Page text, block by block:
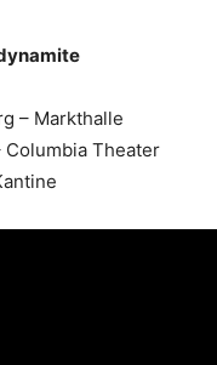
– Markthalle
Columbia Theater